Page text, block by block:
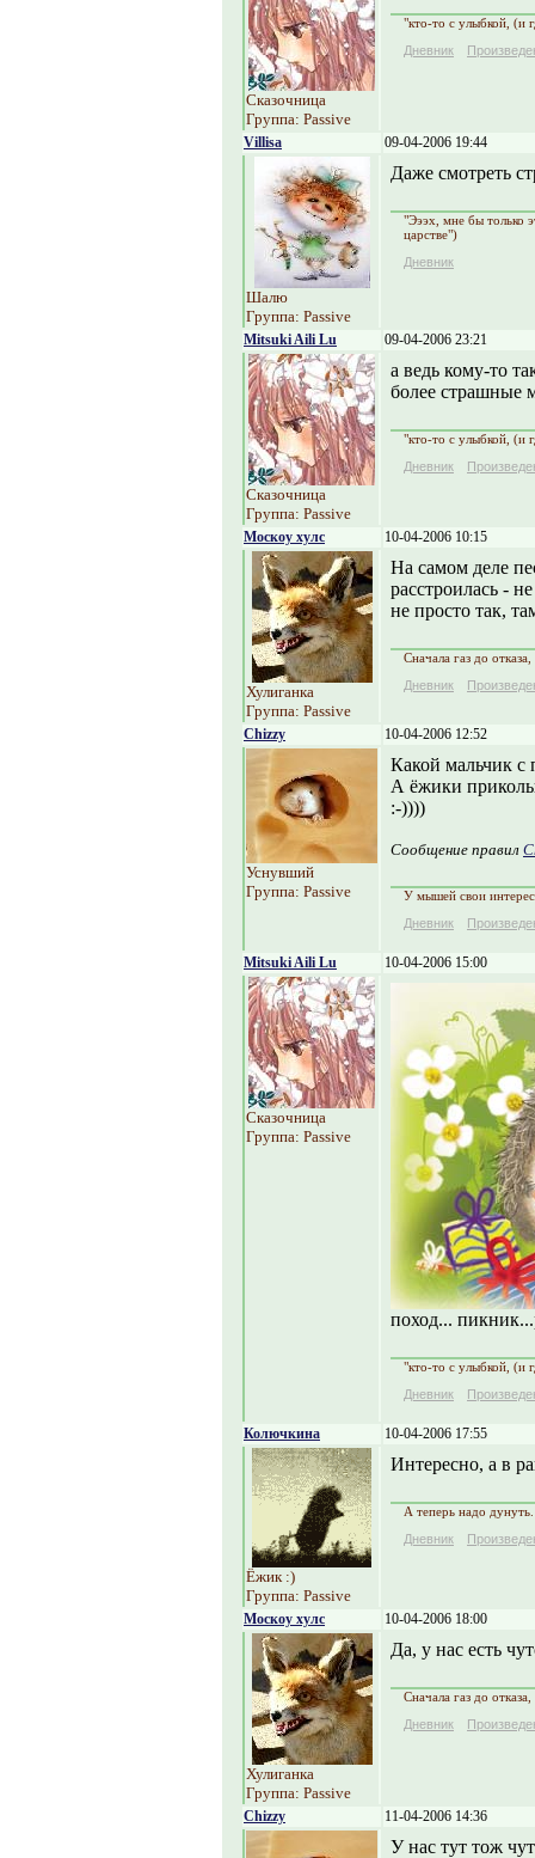
Сказочница
Группа: Passive
"кто-то с улыбкой, (и
Дневник
Villisa 09-04-2006 19:44
Шалю
Группа: Passive
Даже смотреть
"Эээх, мне бы только
царстве")
Дневник
Mitsuki Aili Lu 09-04-2006 23:21
Сказочница
Группа: Passive
а ведь кому-то
более страшные
"кто-то с улыбкой, (и
Дневник
Москоу хулс 10-04-2006 10:15
Хулиганка
Группа: Passive
На самом деле
расстроилась -
не просто так,
Сначала газ до
Дневник
Chizzy 10-04-2006 12:52
Уснувший
Группа: Passive
Какой мальчик с
А ёжики
:-))))
Сообщение правил
У мышей свои
Дневник
Mitsuki Aili Lu 10-04-2006 15:00
Сказочница
Группа: Passive
поход...
"кто-то с улыбкой, (и
Дневник
Колючкина 10-04-2006 17:55
Ёжик :)
Группа: Passive
Интересно, а в
А теперь надо
Дневник
Москоу хулс 10-04-2006 18:00
Хулиганка
Группа: Passive
Да, у нас есть
Сначала газ до
Дневник
Chizzy 11-04-2006 14:36
У нас тут тож